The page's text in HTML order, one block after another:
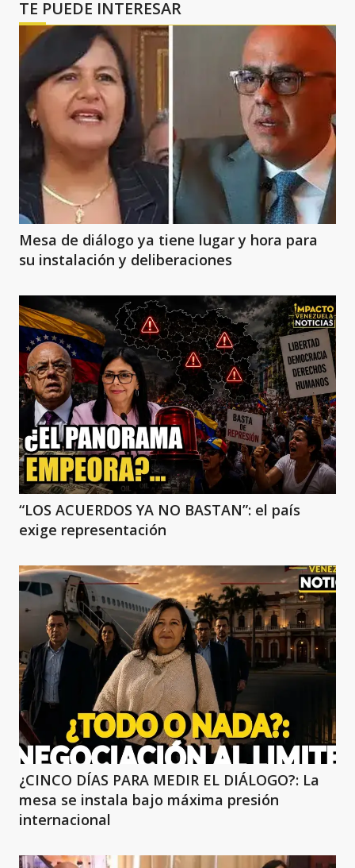
TE PUEDE INTERESAR
Mesa de diálogo ya tiene lugar y hora para
su instalación y deliberaciones
“LOS ACUERDOS YA NO BASTAN”: el país
exige representación
¿CINCO DÍAS PARA MEDIR EL DIÁLOGO?: La
mesa se instala bajo máxima presión
internacional